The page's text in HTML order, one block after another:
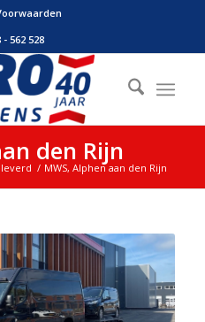
- 562 528
den Rijn
/ MWS, Alphen aan den Rijn